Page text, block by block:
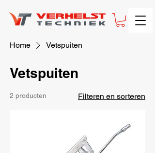
Home Vetspuiten
Vetspuiten
2 producten Filteren en sorteren